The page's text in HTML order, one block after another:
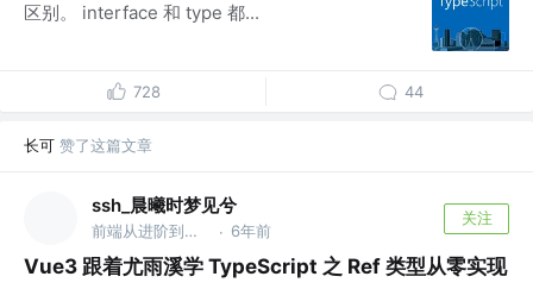
区别。 interface 和 type 都...
728 44
长可 赞了这篇文章
ssh_晨曦时梦见兮
前端从进阶到入院 @字节跳动 · 6年前
关注
Vue3 跟着尤雨溪学 TypeScript 之 Ref 类型从零实现